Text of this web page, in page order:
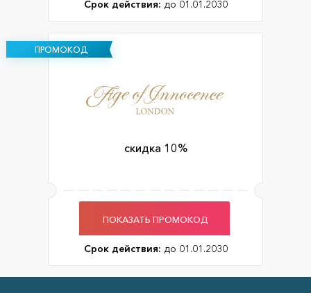
Срок действия: до 01.01.2030
ПРОМОКОД
скидка 10%
ПОКАЗАТЬ ПРОМОКОД
Срок действия: до 01.01.2030